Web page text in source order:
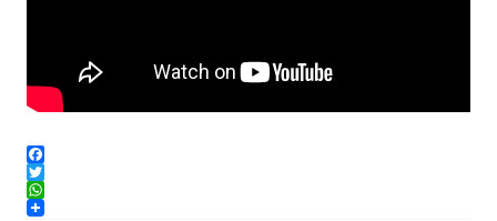
Facebook
Twitter
WhatsApp